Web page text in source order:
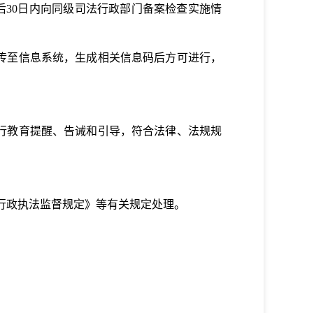
日内向同级司法行政部门备案检查实施情
至信息系统，生成相关信息码后方可进行，
教育提醒、告诫和引导，符合法律、法规规
执法监督规定》等有关规定处理。